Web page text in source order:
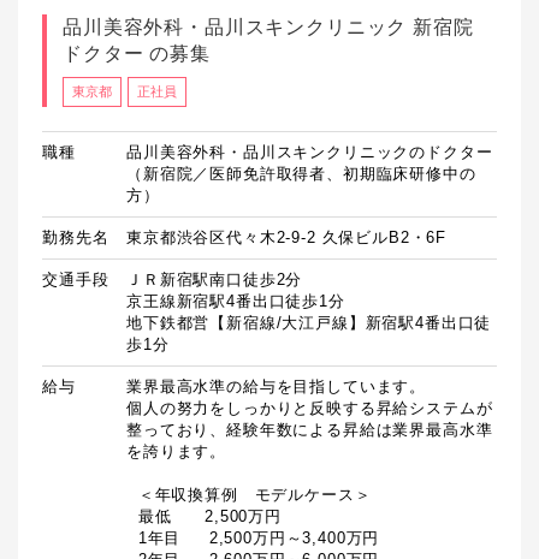
品川美容外科・品川スキンクリニック 新宿院
ドクター の募集
東京都 正社員
職種
品川美容外科・品川スキンクリニックのドクター
（新宿院／医師免許取得者、初期臨床研修中の
方）
勤務先名 東京都渋谷区代々木2-9-2 久保ビルB2・6F
交通手段
ＪＲ新宿駅南口徒歩2分
京王線新宿駅4番出口徒歩1分
地下鉄都営【新宿線/大江戸線】新宿駅4番出口徒
歩1分
給与
業界最高水準の給与を目指しています。
個人の努力をしっかりと反映する昇給システムが
整っており、経験年数による昇給は業界最高水準
を誇ります。